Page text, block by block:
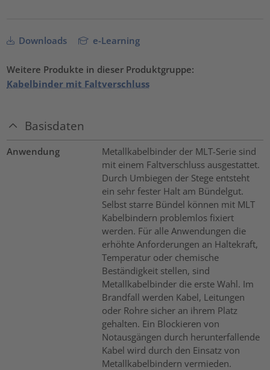
Downloads e-Learning
Weitere Produkte in dieser Produktgruppe:
Kabelbinder mit Faltverschluss
Basisdaten
Anwendung
Metallkabelbinder der MLT-Serie sind
mit einem Faltverschluss ausgestattet.
Durch Umbiegen der Stege entsteht
ein sehr fester Halt am Bündelgut.
Selbst starre Bündel können mit MLT
Kabelbindern problemlos fixiert
werden. Für alle Anwendungen die
erhöhte Anforderungen an Haltekraft,
Temperatur oder chemische
Beständigkeit stellen, sind
Metallkabelbinder die erste Wahl. Im
Brandfall werden Kabel, Leitungen
oder Rohre sicher an ihrem Platz
gehalten. Ein Blockieren von
Notausgängen durch herunterfallende
Kabel wird durch den Einsatz von
Metallkabelbindern vermieden.